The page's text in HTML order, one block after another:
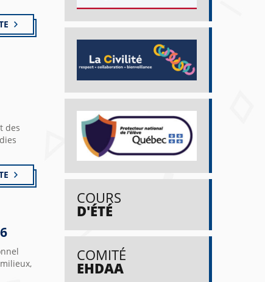
COURS
D'ÉTÉ
COMITÉ
EHDAA
des